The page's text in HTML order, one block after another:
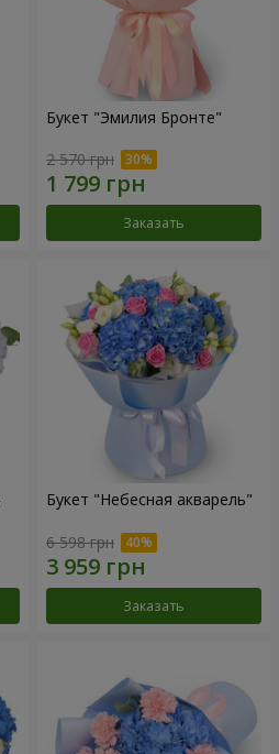
Букет "Эмилия Бронте"
2 570 грн
Заказать
Букет "Небесная акварель"
6 598 грн
Заказать